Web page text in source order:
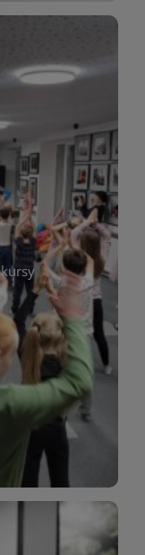
tu
konkursach
książek dla
bajek,
przyjazny
lat.
odkrywania